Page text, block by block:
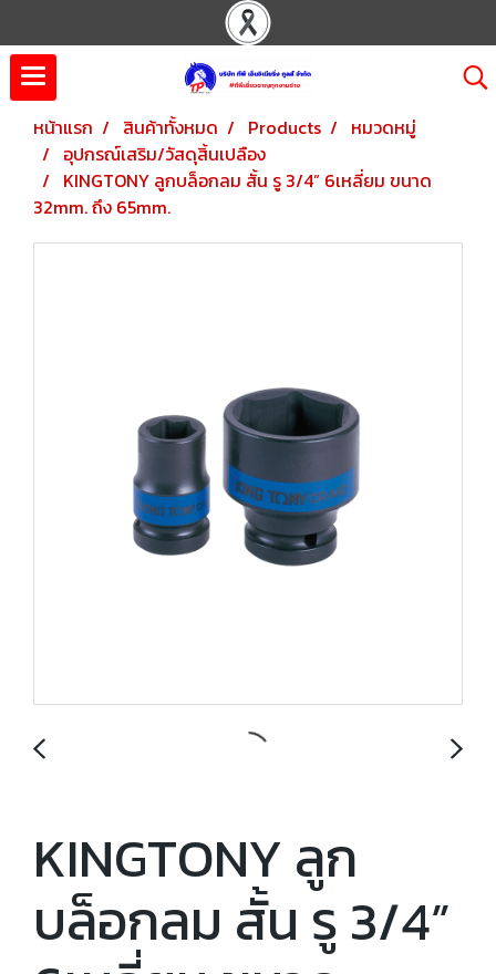
หน้าแรก สินค้าทั้งหมด Products
หมวดหมู่
อุปกรณ์เสริม/วัสดุสิ้นเปลือง
KINGTONY ลูกบล็อกลม สั้น รู 3/4” 6เหลี่ยม ขนาด
32mm. ถึง 65mm.
KINGTONY ลูก
บล็อกลม สั้น รู 3/4”